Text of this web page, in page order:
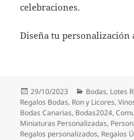
celebraciones.
Diseña tu
Publicado
el
29/10/2023 Categorías
Bodas, Lotes
Regalos Bodas, Ron y Licores,
Bodas Canarias, Bodas2024,
Miniaturas Personalizadas,
Regalos personalizados, Regalos